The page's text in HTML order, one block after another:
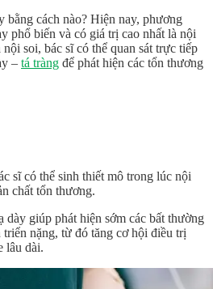
bằng cách nào? Hiện nay, phương
phổ biến và có giá trị cao nhất là nội
soi, bác sĩ có thể quan sát trực tiếp
– tá tràng để phát hiện các tổn thương
sĩ có thể sinh thiết mô trong lúc nội
chất tổn thương.
dày giúp phát hiện sớm các bất thường
nặng, từ đó tăng cơ hội điều trị
lâu dài.